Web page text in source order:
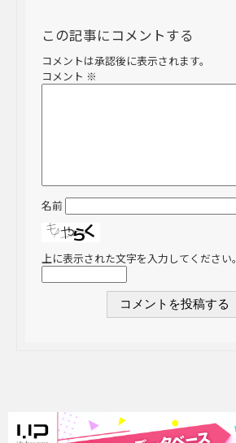
この記事にコメントする
コメントは承認後に表示されます。
コメント ※
名前
上に表示された文字を入力してください。